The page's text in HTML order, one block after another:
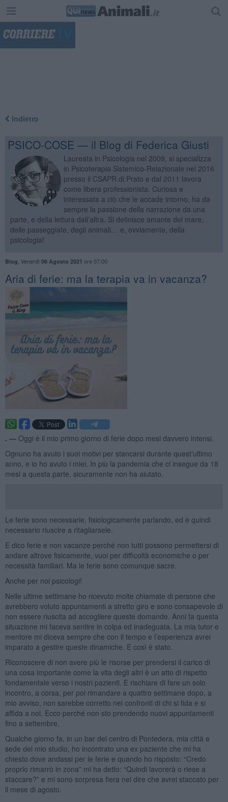
Indietro
PSICO-COSE — il Blog di Federica Giusti
Laureata in Psicologia nel 2009, si specializza
in Psicoterapia Sistemico-Relazionale nel 2016
presso il CSAPR di Prato e dal 2011 lavora
come libera professionista. Curiosa e
interessata a ciò che le accade intorno, ha da
sempre la passione della narrazione da una
parte, e della lettura dall’altra. Si definisce amante del mare,
delle passeggiate, degli animali… e, ovviamente, della
psicologia!
Blog Venerdì 06 Agosto 2021 ore 07:00
​Aria di ferie: ma la terapia va in vacanza?
. — Oggi è il mio primo giorno di ferie dopo mesi davvero intensi.
Ognuno ha avuto i suoi motivi per stancarsi durante quest’ultimo
anno, e io ho avuto i miei. In più la pandemia che ci insegue da 18
mesi a questa parte, sicuramente non ha aiutato.
Le ferie sono necessarie, fisiologicamente parlando, ed è quindi
necessario riuscire a ritagliarsele.
E dico ferie e non vacanze perché non tutti possono permettersi di
andare altrove fisicamente, vuoi per difficoltà economiche o per
necessità familiari. Ma le ferie sono comunque sacre.
Anche per noi psicologi!
Nelle ultime settimane ho ricevuto molte chiamate di persone che
avrebbero voluto appuntamenti a stretto giro e sono consapevole di
non essere riuscita ad accogliere queste domande. Anni fa questa
situazione mi faceva sentire in colpa ed inadeguata. La mia tutor e
mentore mi diceva sempre che con il tempo e l’esperienza avrei
imparato a gestire queste dinamiche. E così è stato.
Riconoscere di non avere più le risorse per prendersi il carico di
una cosa importante come la vita degli altri è un atto di rispetto
fondamentale verso i nostri pazienti. E rischiare di fare un solo
incontro, a corsa, per poi rimandare a quattro settimane dopo, a
mio avviso, non sarebbe corretto nei confronti di chi si fida e si
affida a noi. Ecco perché non sto prendendo nuovi appuntamenti
fino a settembre.
Qualche giorno fa, in un bar del centro di Pontedera, mia città e
sede del mio studio, ho incontrato una ex paziente che mi ha
chiesto dove andassi per le ferie e quando ho risposto: “Credo
proprio rimarrò in zona” mi ha detto: “Quindi lavorerà o riese a
staccare?” e mi sono sorpresa fiera nel dire che avrei staccato per
il mese di agosto.